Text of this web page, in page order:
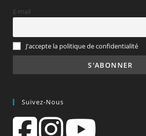
E-mail
J'accepte la politique de confidentialité
Suivez-Nous